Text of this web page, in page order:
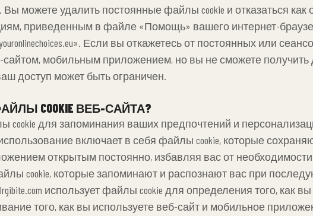
можете удалить постоянные файлы cookie и отказаться как
приведенным в файле «Помощь» вашего интернет-
Если вы откажетесь от постоянных или
мобильным приложением, но вы не сможете получить
доступ может быть ограничен.
COOKIE ВЕБ-САЙТА?
cookie для запоминания ваших предпочтений и
включает в себя файлы cookie, которые
открытым постоянно, избавляя вас от
cookie, которые запоминают и распознают вас при
использует файлы cookie для определения того, как
того, как вы используете веб-сайт и мобильное